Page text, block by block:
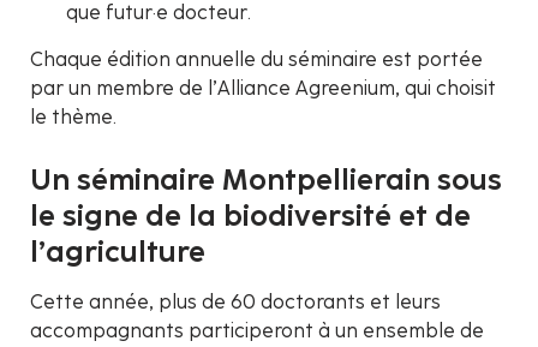
que futur·e docteur.
Chaque édition annuelle du séminaire est portée
par un membre de l’Alliance Agreenium, qui choisit
le thème.
Un séminaire Montpellierain sous
le signe de la biodiversité et de
l’agriculture
Cette année, plus de 60 doctorants et leurs
accompagnants participeront à un ensemble de